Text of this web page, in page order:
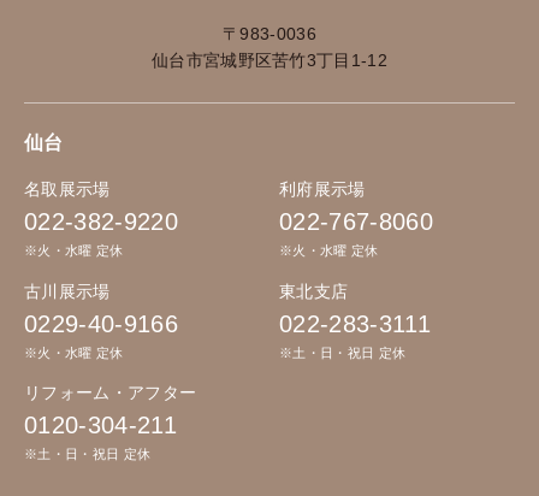
〒983-0036
仙台市宮城野区苦竹3丁目1-12
仙台
名取展示場
022-382-9220
※火・水曜 定休
利府展示場
022-767-8060
※火・水曜 定休
古川展示場
0229-40-9166
※火・水曜 定休
東北支店
022-283-3111
※土・日・祝日 定休
リフォーム・アフター
0120-304-211
※土・日・祝日 定休